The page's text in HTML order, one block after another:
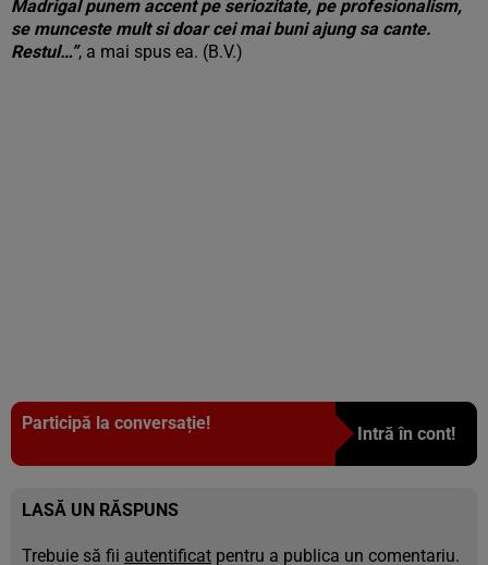
Madrigal punem accent pe seriozitate, pe profesionalism,
se munceste mult si doar cei mai buni ajung sa cante.
Restul…”, a mai spus ea. (B.V.)
Participă la conversație!
Intră în cont!
LASĂ UN RĂSPUNS
Trebuie să fii autentificat pentru a publica un comentariu.